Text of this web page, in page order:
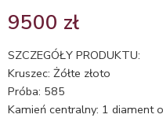
5.00na 5
podstawie
ocen
klientów
9500 zł
SZCZEGÓŁY PRODUKTU:
Kruszec: Żółte złoto
Próba: 585
Kamień centralny: 1 diament